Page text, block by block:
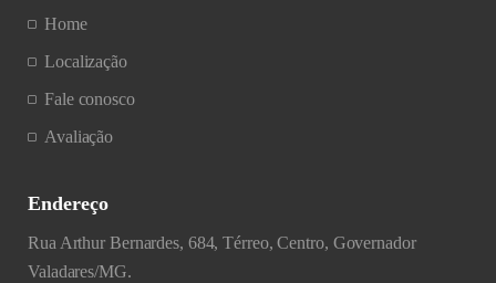
Home
Localização
Fale conosco
Avaliação
Endereço
Rua Arthur Bernardes, 684, Térreo, Centro, Governador
Valadares/MG.